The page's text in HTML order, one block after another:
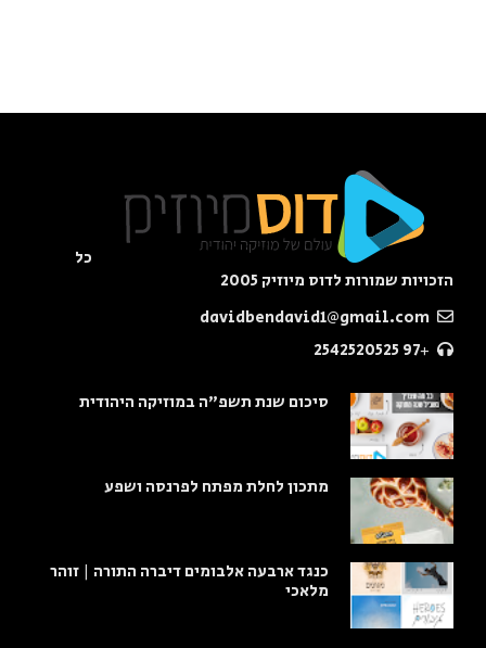
כל
הזכויות שמורות לדוס מיוזיק 2005
+97 2542520525
סיכום שנת תשפ"ה במוזיקה היהודית
מתכון לחלת מפתח לפרנסה ושפע
כנגד ארבעה אלבומים דיברה התורה | זוהר
מלאכי